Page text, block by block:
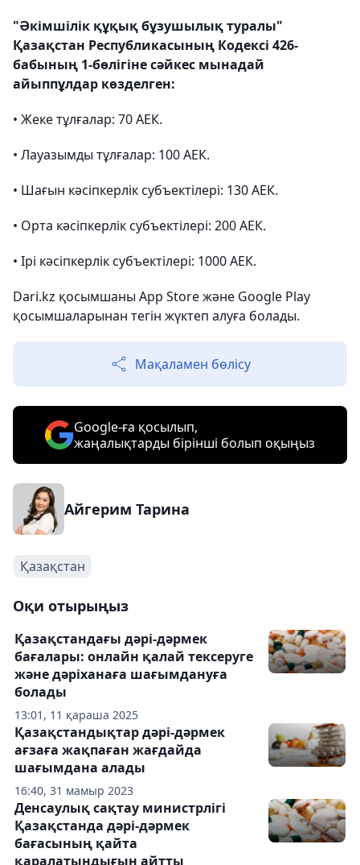
"Әкімшілік құқық бұзушылық туралы"
Қазақстан Республикасының Кодексі 426-
бабының 1-бөлігіне сәйкес мынадай
айыппұлдар көзделген:
•⁠ ⁠Жеке тұлғалар: 70 АЕК.
•⁠ ⁠Лауазымды тұлғалар: 100 АЕК.
•⁠ ⁠Шағын кәсіпкерлік субъектілері: 130 АЕК.
•⁠ ⁠Орта кәсіпкерлік субъектілері: 200 АЕК.
•⁠ ⁠Ірі кәсіпкерлік субъектілері: 1000 АЕК.
Dari.kz қосымшаны App Store және Google Play
қосымшаларынан тегін жүктеп алуға болады.
Мақаламен бөлісу
Google-ға қосылып,
жаңалықтарды бірінші болып оқыңыз
Айгерим Тарина
Қазақстан
Оқи отырыңыз
13:01, 11 қараша 2025
Қазақстандағы дәрі-дәрмек
бағалары: онлайн қалай тексеруге
және дәріханаға шағымдануға
болады
16:40, 31 мамыр 2023
Қазақстандықтар дәрі-дәрмек
ағзаға жақпаған жағдайда
шағымдана алады
Денсаулық сақтау министрлігі
Қазақстанда дәрі-дәрмек
бағасының қайта
қаралатындығын айтты